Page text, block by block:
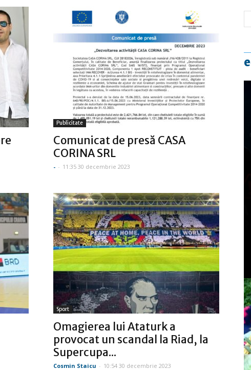
Publicitate
Comunicat de presă CASA
CORINA SRL
- - 11:35 30 decembrie 2023
Sport
Omagierea lui Ataturk a
provocat un scandal la Riad, la
Supercupa...
Cosmin Staicu - 10:54 30 decembrie 2023